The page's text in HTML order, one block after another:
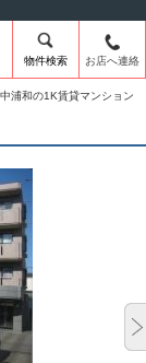
物件検索 お店へ連絡
中浦和の1K賃貸マンション